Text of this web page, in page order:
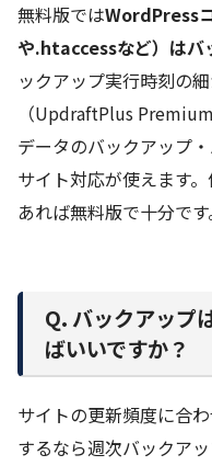
無料版ではWordPress
や.htaccessなど）はバ
ックアップ実行時刻の
（UpdraftPlus
データのバックアップ
サイト対応が使えます
あれば無料版で十分です
Q. バックアップ
ばいいですか？
サイトの更新頻度に合
するなら週次バックア